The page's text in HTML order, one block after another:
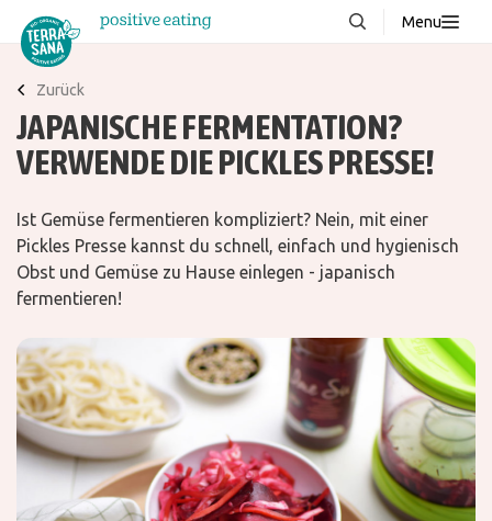
Menu
Über uns
Wissenswertes
Kontakt
Downloads
Produkte
Rezepte
Zurück
JAPANISCHE FERMENTATION?
VERWENDE DIE PICKLES PRESSE!
Ist Gemüse fermentieren kompliziert? Nein, mit einer
Pickles Presse kannst du schnell, einfach und hygienisch
Obst und Gemüse zu Hause einlegen - japanisch
fermentieren!